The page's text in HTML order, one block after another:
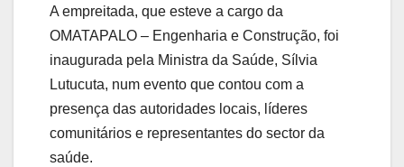
A empreitada, que esteve a cargo da
OMATAPALO – Engenharia e Construção, foi
inaugurada pela Ministra da Saúde, Sílvia
Lutucuta, num evento que contou com a
presença das autoridades locais, líderes
comunitários e representantes do sector da
saúde.